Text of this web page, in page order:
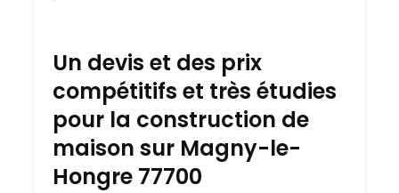
Un devis et des prix
compétitifs et très étudies
pour la construction de
maison sur Magny-le-
Hongre 77700